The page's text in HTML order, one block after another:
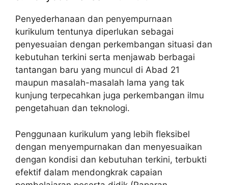
Penyederhanaan dan penyempurnaan
kurikulum tentunya diperlukan sebagai
penyesuaian dengan perkembangan situasi dan
kebutuhan terkini serta menjawab berbagai
tantangan baru yang muncul di Abad 21
maupun masalah-masalah lama yang tak
kunjung terpecahkan juga perkembangan ilmu
pengetahuan dan teknologi.
Penggunaan kurikulum yang lebih fleksibel
dengan menyempurnakan dan menyesuaikan
dengan kondisi dan kebutuhan terkini, terbukti
efektif dalam mendongkrak capaian